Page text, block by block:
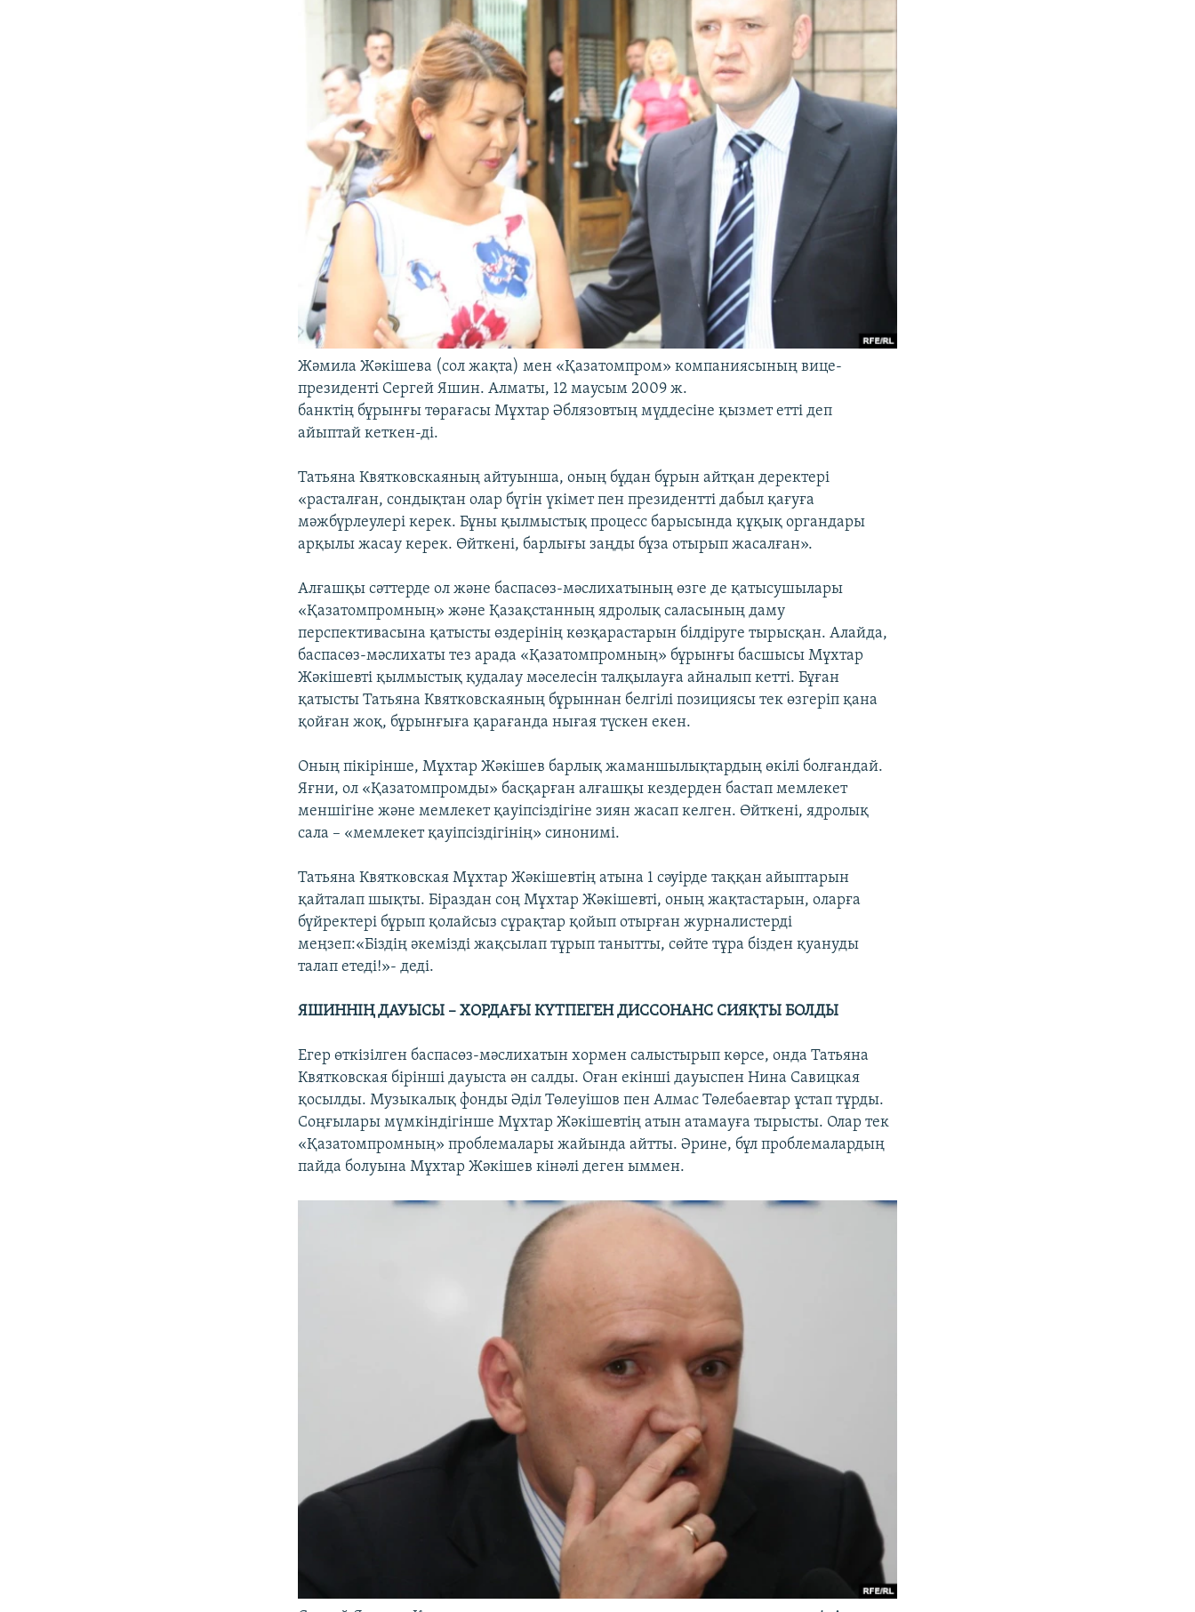
Жәмила Жәкішева (сол жақта) мен «Қазатомпром» компаниясының вице-
президенті Сергей Яшин. Алматы, 12 маусым 2009 ж.
банктің бұрынғы төрағасы Мұхтар Әблязовтың мүддесіне қызмет етті деп
айыптай кеткен-ді.
Татьяна Квятковскаяның айтуынша, оның бұдан бұрын айтқан деректері
«расталған, сондықтан олар бүгін үкімет пен президентті дабыл қағуға
мәжбүрлеулері керек. Бұны қылмыстық процесс барысында құқық органдары
арқылы жасау керек. Өйткені, барлығы заңды бұза отырып жасалған».
Алғашқы сәттерде ол және баспасөз-мәслихатының өзге де қатысушылары
«Қазатомпромның» және Қазақстанның ядролық саласының даму
перспективасына қатысты өздерінің көзқарастарын білдіруге тырысқан. Алайда,
баспасөз-мәслихаты тез арада «Қазатомпромның» бұрынғы басшысы Мұхтар
Жәкішевті қылмыстық қудалау мәселесін талқылауға айналып кетті. Бұған
қатысты Татьяна Квятковскаяның бұрыннан белгілі позициясы тек өзгеріп қана
қойған жоқ, бұрынғыға қарағанда нығая түскен екен.
Оның пікірінше, Мұхтар Жәкішев барлық жаманшылықтардың өкілі болғандай.
Яғни, ол «Қазатомпромды» басқарған алғашқы кездерден бастап мемлекет
меншігіне және мемлекет қауіпсіздігіне зиян жасап келген. Өйткені, ядролық
сала – «мемлекет қауіпсіздігінің» синонимі.
Татьяна Квятковская Мұхтар Жәкішевтің атына 1 сәуірде таққан айыптарын
қайталап шықты. Біраздан соң Мұхтар Жәкішевті, оның жақтастарын, оларға
бүйректері бұрып қолайсыз сұрақтар қойып отырған журналистерді
меңзеп:«Біздің әкемізді жақсылап тұрып танытты, сөйте тұра бізден қуануды
талап етеді!»- деді.
ЯШИННІҢ ДАУЫСЫ – ХОРДАҒЫ КҮТПЕГЕН ДИССОНАНС СИЯҚТЫ БОЛДЫ
Егер өткізілген баспасөз-мәслихатын хормен салыстырып көрсе, онда Татьяна
Квятковская бірінші дауыста ән салды. Оған екінші дауыспен Нина Савицкая
қосылды. Музыкалық фонды Әділ Төлеуішов пен Алмас Төлебаевтар ұстап тұрды.
Соңғылары мүмкіндігінше Мұхтар Жәкішевтің атын атамауға тырысты. Олар тек
«Қазатомпромның» проблемалары жайында айтты. Әрине, бұл проблемалардың
пайда болуына Мұхтар Жәкішев кінәлі деген ыммен.